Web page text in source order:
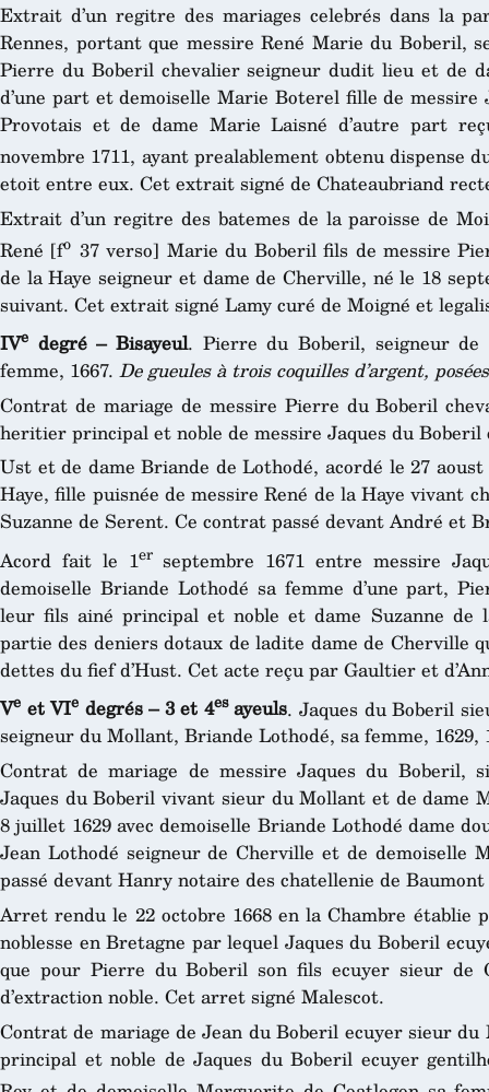
Extrait d’un regitre des mariages celebrés dans la
Rennes, portant que messire René Marie du Boberil,
Pierre du Boberil chevalier seigneur dudit lieu et de
d’une part et demoiselle Marie Boterel fille de
Provotais et de dame Marie Laisné d’autre part
novembre 1711, ayant prealablement obtenu dispense
etoit entre eux. Cet extrait signé de Chateaubriand
Extrait d’un regitre des batemes de la paroisse de
René [fo 37 verso] Marie du Boberil fils de messire
de la Haye seigneur et dame de Cherville, né le 18
suivant. Cet extrait signé Lamy curé de Moigné et
IVe degré – Bisayeul. Pierre du Boberil, seigneur de
femme, 1667. De gueules à trois coquilles d’argent,
Contrat de mariage de messire Pierre du Boberil
heritier principal et noble de messire Jaques du Boberil
Ust et de dame Briande de Lothodé, acordé le 27 aoust
Haye, fille puisnée de messire René de la Haye vivant
Suzanne de Serent. Ce contrat passé devant André et
Acord fait le 1erseptembre 1671 entre messire
demoiselle Briande Lothodé sa femme d’une part,
leur fils ainé principal et noble et dame Suzanne de
partie des deniers dotaux de ladite dame de Cherville
dettes du fief d’Hust. Cet acte reçu par Gaultier et
Ve et VIe degrés – 3 et 4esayeuls. Jaques du Boberil
seigneur du Mollant, Briande Lothodé, sa femme, 1629,
Contrat de mariage de messire Jaques du Boberil,
Jaques du Boberil vivant sieur du Mollant et de dame
8 juillet 1629 avec demoiselle Briande Lothodé dame
Jean Lothodé seigneur de Cherville et de demoiselle
passé devant Hanry notaire des chatellenie de
Arret rendu le 22 octobre 1668 en la Chambre établie
noblesse en Bretagne par lequel Jaques du Boberil
que pour Pierre du Boberil son fils ecuyer sieur de
d’extraction noble. Cet arret signé Malescot.
Contrat de mariage de Jean du Boberil ecuyer sieur
principal et noble de Jaques du Boberil ecuyer